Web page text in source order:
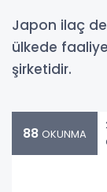
Japon ilaç
ülkede
şirketidir.
88 OKUNMA